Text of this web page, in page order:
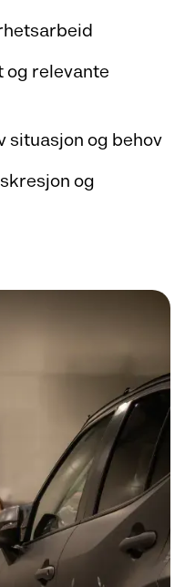
og relevante
situasjon og behov
og